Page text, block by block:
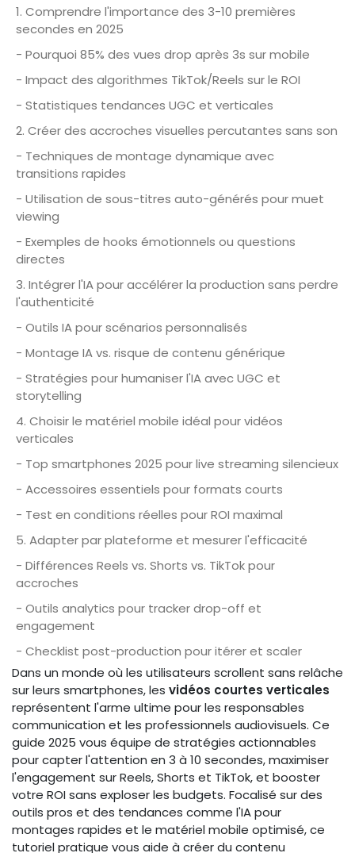
1. Comprendre l'importance des 3-10 premières
secondes en 2025
- Pourquoi 85% des vues drop après 3s sur mobile
- Impact des algorithmes TikTok/Reels sur le ROI
- Statistiques tendances UGC et verticales
2. Créer des accroches visuelles percutantes sans son
- Techniques de montage dynamique avec
transitions rapides
- Utilisation de sous-titres auto-générés pour muet
viewing
- Exemples de hooks émotionnels ou questions
directes
3. Intégrer l'IA pour accélérer la production sans perdre
l'authenticité
- Outils IA pour scénarios personnalisés
- Montage IA vs. risque de contenu générique
- Stratégies pour humaniser l'IA avec UGC et
storytelling
4. Choisir le matériel mobile idéal pour vidéos
verticales
- Top smartphones 2025 pour live streaming silencieux
- Accessoires essentiels pour formats courts
- Test en conditions réelles pour ROI maximal
5. Adapter par plateforme et mesurer l'efficacité
- Différences Reels vs. Shorts vs. TikTok pour
accroches
- Outils analytics pour tracker drop-off et
engagement
- Checklist post-production pour itérer et scaler
Dans un monde où les utilisateurs scrollent sans relâche
sur leurs smartphones, les vidéos courtes verticales
représentent l'arme ultime pour les responsables
communication et les professionnels audiovisuels. Ce
guide 2025 vous équipe de stratégies actionnables
pour capter l'attention en 3 à 10 secondes, maximiser
l'engagement sur Reels, Shorts et TikTok, et booster
votre ROI sans exploser les budgets. Focalisé sur des
outils pros et des tendances comme l'IA pour
montages rapides et le matériel mobile optimisé, ce
tutoriel pratique vous aide à créer du contenu